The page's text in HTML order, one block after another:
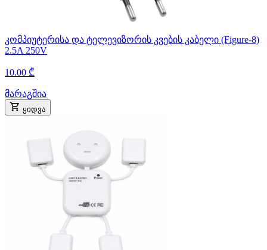
კომპიუტერისა და ტელევიზორის კვების კაბელი (Figure-8)
2.5A 250V
10.00 ₾
მარაგშია
ყიდვა